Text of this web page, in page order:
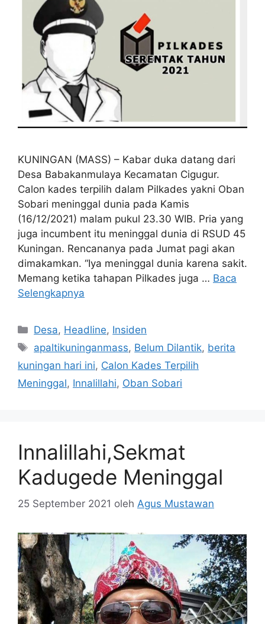
KUNINGAN (MASS) – Kabar duka datang dari
Desa Babakanmulaya Kecamatan Cigugur.
Calon kades terpilih dalam Pilkades yakni Oban
Sobari meninggal dunia pada Kamis
(16/12/2021) malam pukul 23.30 WIB. Pria yang
juga incumbent itu meninggal dunia di RSUD 45
Kuningan. Rencananya pada Jumat pagi akan
dimakamkan. “Iya meninggal dunia karena sakit.
Memang ketika tahapan Pilkades juga … Baca
Selengkapnya
Kategori
Desa, Headline, Insiden
Tag
apaltikuninganmass, Belum Dilantik, berita
kuningan hari ini, Calon Kades Terpilih
Meninggal, Innalillahi, Oban Sobari
Innalillahi,Sekmat
Kadugede Meninggal
25 September 2021 oleh Agus Mustawan